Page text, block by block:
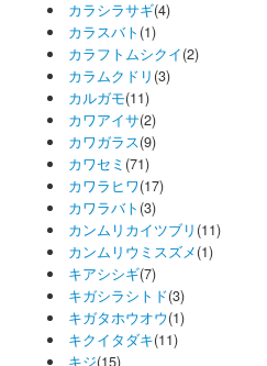
カラシラサギ(4)
カラスバト (1)
カラフトムシクイ(2)
カラムクドリ (3)
カルガモ(11)
カワアイサ(2)
カワガラス(9)
カワセミ (71)
カワラヒワ(17)
カワラバト (3)
カンムリカイツブリ (11)
カンムリウミスズメ(1)
キアシシギ(7)
キガシラシトド(3)
キガタホウオウ(1)
キクイタダキ(11)
キジ(15)